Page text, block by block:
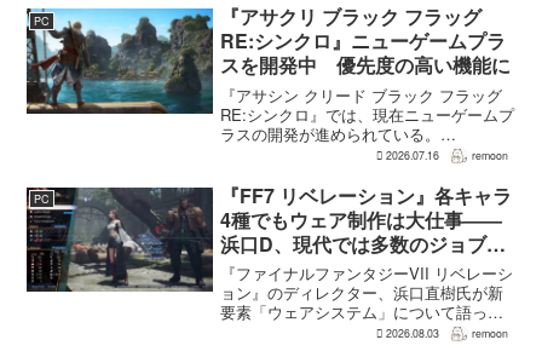
何度も挑戦すれば先へ進める...
PC
『アサクリ ブラック フラッグ
RE:シンクロ』ニューゲームプラ
スを開発中 優先度の高い機能に
『アサシン クリード ブラック フラッグ
RE:シンクロ』では、現在ニューゲームプ
ラスの開発が進められている。
GamesRadar+によると、ゲームディレク
JorRaptor氏による...
2026.07.16 remoon
PC
『FF7 リベレーション』各キャラ
4種でもウェア制作は大仕事――
浜口D、現代では多数のジョブを
1作に盛り込むのは極めて困難と
説明
『ファイナルファンタジーVII リベレーシ
ョン』のディレクター、浜口直樹氏が新
要素「ウェアシステム」について語っ
た。本作では8人のパーティキャラクター
2026.08.03 remoon